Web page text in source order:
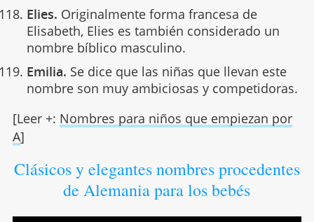
Elies. Originalmente forma francesa de
Elisabeth, Elies es también considerado un
nombre bíblico masculino.
Emilia. Se dice que las niñas que llevan este
nombre son muy ambiciosas y competidoras.
[Leer +: Nombres para niños que empiezan por
A]
Clásicos y elegantes nombres procedentes
de Alemania para los bebés